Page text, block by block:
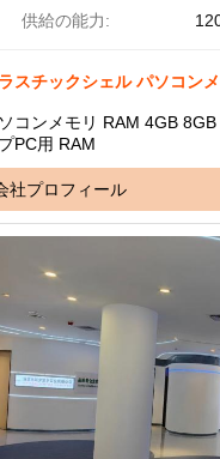
供給の能力:
スチックシェル パソコン
コンメモリ RAM 4GB
PC用 RAM
社プロフィール